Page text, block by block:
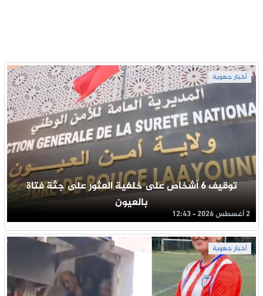
أخبار جهوية
توقيف 6 أشخاص على خلفية العثور على جثة فتاة
بالعيون
2 أغسطس 2026 - 12:43
أخبار جهوية